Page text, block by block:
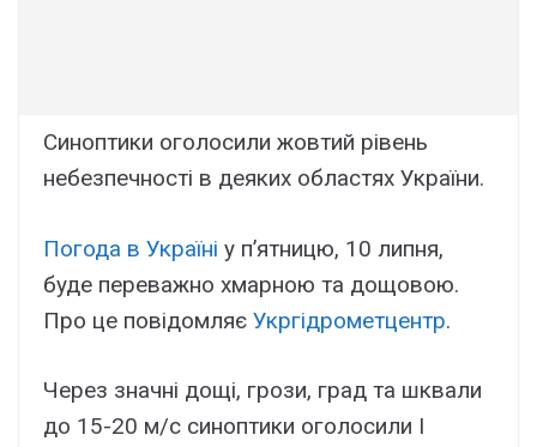
Синоптики оголосили жовтий рівень
небезпечності в деяких областях України.
Погода в Україні у п’ятницю, 10 липня,
буде переважно хмарною та дощовою.
Про це повідомляє Укргідрометцентр.
Через значні дощі, грози, град та шквали
до 15-20 м/с синоптики оголосили I